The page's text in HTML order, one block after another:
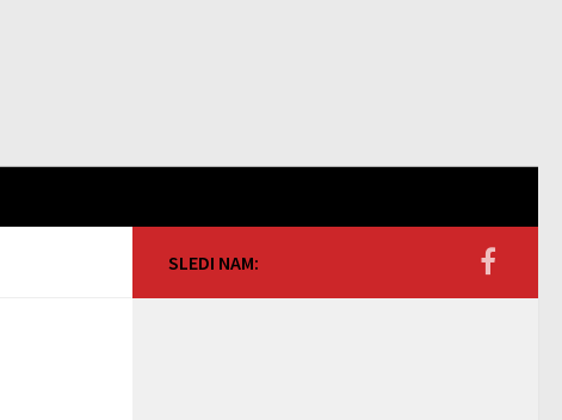
SLEDI NAM: